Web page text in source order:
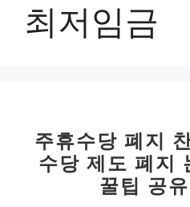
최저임금
주휴수당 폐지
수당 제도 폐지
꿀팁 공